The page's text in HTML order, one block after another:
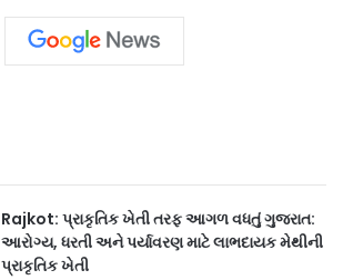
Rajkot: પ્રાકૃતિક ખેતી તરફ આગળ વધતું ગુજરાત:
આરોગ્ય, ધરતી અને પર્યાવરણ માટે લાભદાયક મેથીની
પ્રાકૃતિક ખેતી